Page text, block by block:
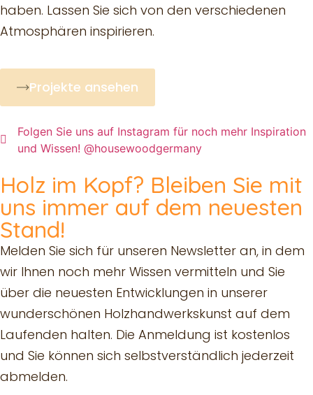
haben. Lassen Sie sich von den verschiedenen
Atmosphären inspirieren.
Projekte ansehen
Folgen Sie uns auf Instagram für noch mehr Inspiration
und Wissen! @housewoodgermany
Holz im Kopf? Bleiben Sie mit
uns immer auf dem neuesten
Stand!
Melden Sie sich für unseren Newsletter an, in dem
wir Ihnen noch mehr Wissen vermitteln und Sie
über die neuesten Entwicklungen in unserer
wunderschönen Holzhandwerkskunst auf dem
Laufenden halten. Die Anmeldung ist kostenlos
und Sie können sich selbstverständlich jederzeit
abmelden.